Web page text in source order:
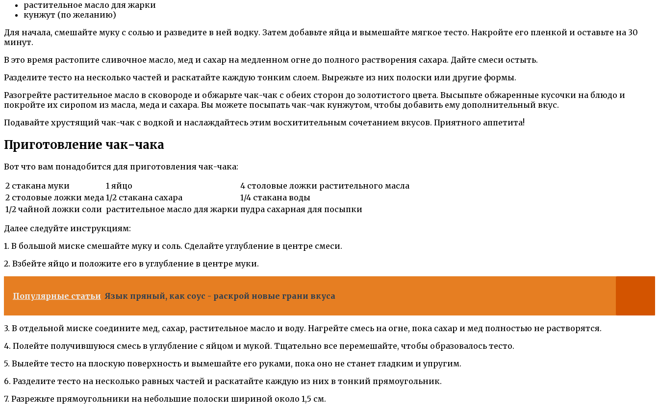
растительное масло для жарки
кунжут (по желанию)
Для начала, смешайте муку с солью и разведите в ней водку. Затем добавьте яйца и вымешайте мягкое тесто. Накройте его пленкой и оставьте на 30
минут.
В это время растопите сливочное масло, мед и сахар на медленном огне до полного растворения сахара. Дайте смеси остыть.
Разделите тесто на несколько частей и раскатайте каждую тонким слоем. Вырежьте из них полоски или другие формы.
Разогрейте растительное масло в сковороде и обжарьте чак-чак с обеих сторон до золотистого цвета. Высыпьте обжаренные кусочки на блюдо и
покройте их сиропом из масла, меда и сахара. Вы можете посыпать чак-чак кунжутом, чтобы добавить ему дополнительный вкус.
Подавайте хрустящий чак-чак с водкой и наслаждайтесь этим восхитительным сочетанием вкусов. Приятного аппетита!
Приготовление чак-чака
Вот что вам понадобится для приготовления чак-чака:
2 стакана муки
1 яйцо
4 столовые ложки растительного масла
2 столовые ложки меда 1/2 стакана сахара
1/4 стакана воды
1/2 чайной ложки соли растительное масло для жарки пудра сахарная для посыпки
Далее следуйте инструкциям:
1. В большой миске смешайте муку и соль. Сделайте углубление в центре смеси.
2. Взбейте яйцо и положите его в углубление в центре муки.
Популярные статьи Язык пряный, как соус - раскрой новые грани вкуса
3. В отдельной миске соедините мед, сахар, растительное масло и воду. Нагрейте смесь на огне, пока сахар и мед полностью не растворятся.
4. Полейте получившуюся смесь в углубление с яйцом и мукой. Тщательно все перемешайте, чтобы образовалось тесто.
5. Вылейте тесто на плоскую поверхность и вымешайте его руками, пока оно не станет гладким и упругим.
6. Разделите тесто на несколько равных частей и раскатайте каждую из них в тонкий прямоугольник.
7. Разрежьте прямоугольники на небольшие полоски шириной около 1,5 см.